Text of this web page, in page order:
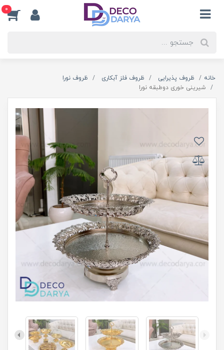
0
خانه ظروف پذیرایی ظروف فلز آبکاری
ظروف نورا
شیرینی خوری دوطبقه نورا